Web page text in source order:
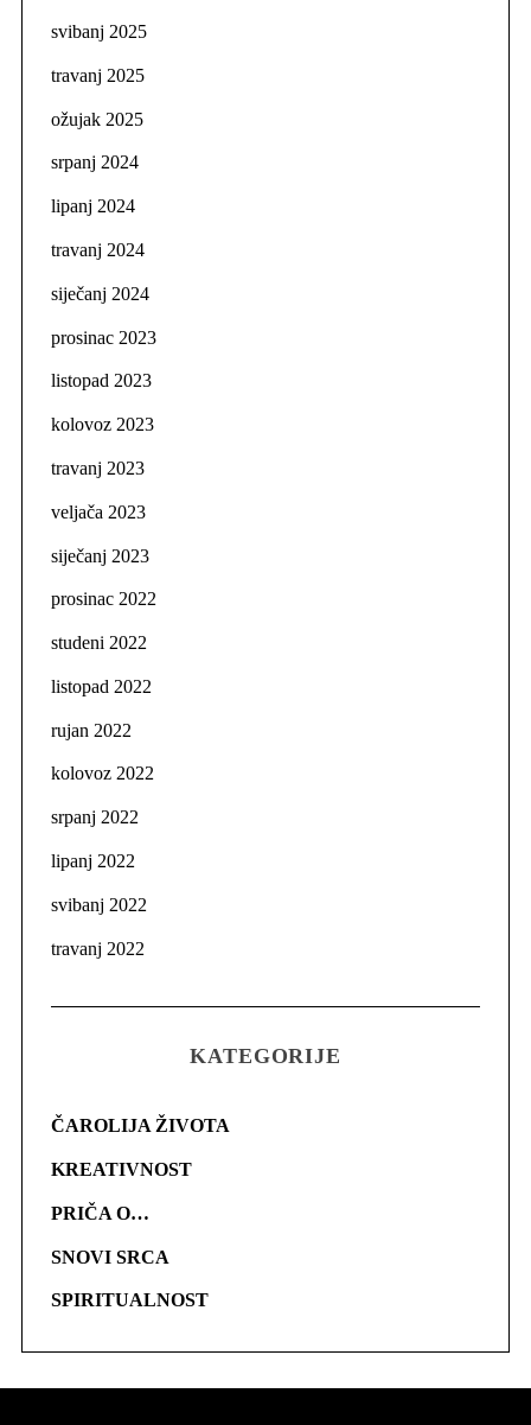
svibanj 2025
travanj 2025
ožujak 2025
srpanj 2024
lipanj 2024
travanj 2024
siječanj 2024
prosinac 2023
listopad 2023
kolovoz 2023
travanj 2023
veljača 2023
siječanj 2023
prosinac 2022
studeni 2022
listopad 2022
rujan 2022
kolovoz 2022
srpanj 2022
lipanj 2022
svibanj 2022
travanj 2022
KATEGORIJE
ČAROLIJA ŽIVOTA
KREATIVNOST
PRIČA O…
SNOVI SRCA
SPIRITUALNOST